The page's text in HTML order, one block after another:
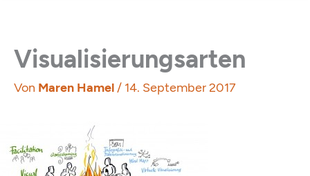
Visualisierungsarten
Von Maren Hamel/ 14. September 2017